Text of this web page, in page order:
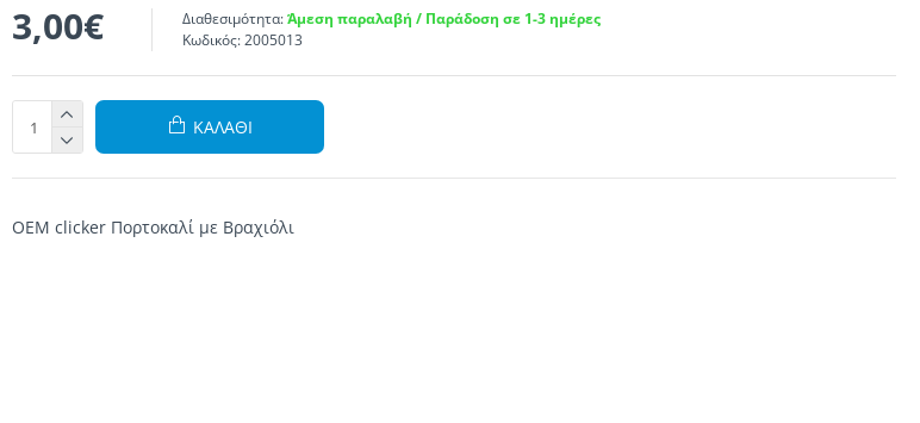
3,00€ Διαθεσιμότητα: Άμεση παραλαβή / Παράδοση σε 1-3 ημέρες
Κωδικός: 2005013
ΚΑΛΆΘΙ
OEM clicker Πορτοκαλί με Βραχιόλι